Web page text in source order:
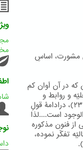
مشورت، اساسِ
با علم به این که در آن اَوان کم
و روابط و
علاقاتِ خارجیّه و متفنّن در فنونِ نافعۀِ مَدَنیّه [باشند]...»(صص ۲۲ و ۲۳)، درادامۀ قولِ
است....لذا
فنون مذکوره
تفکّر نموده،